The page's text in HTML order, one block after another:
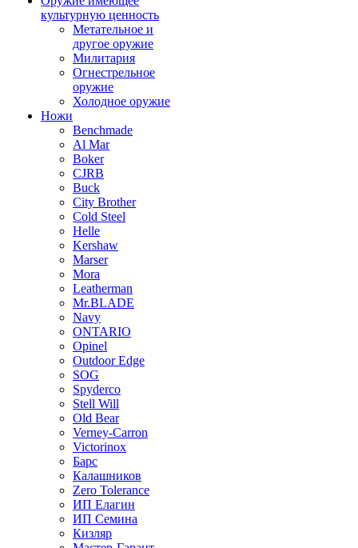
культурную ценность
Метательное и
другое оружие
Милитария
Огнестрельное
оружие
Холодное оружие
Ножи
Benchmade
Al Mar
Boker
CJRB
Buck
City Brother
Cold Steel
Helle
Kershaw
Marser
Mora
Leatherman
Mr.BLADE
Navy
ONTARIO
Opinel
Outdoor Edge
SOG
Spyderco
Stell Will
Old Bear
Verney-Carron
Victorinox
Барс
Калашников
Zero Tolerance
ИП Елагин
ИП Семина
Кизляр